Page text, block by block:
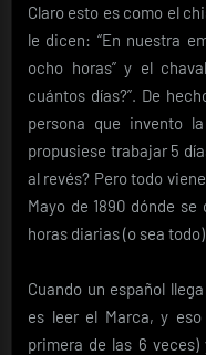
Claro esto es como el
le dicen: “En nuestra
ocho horas” y el
cuántos días?”. De
persona que invento
propusiese trabajar 5
al revés? Pero todo
Mayo de 1890 dónde
horas diarias (o sea todo)
Cuando un español
es leer el Marca, y
primera de las 6